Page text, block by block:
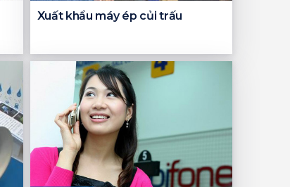
Xuất khẩu máy ép củi trấu